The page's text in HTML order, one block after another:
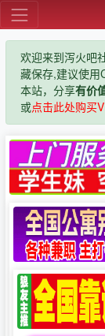
欢迎来到泻火吧
藏保存,建议使用
本站，分享有价
或点击此处购买